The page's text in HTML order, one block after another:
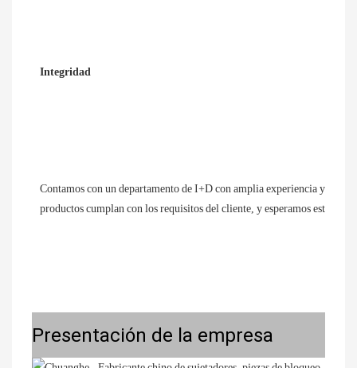
Integridad
Contamos con un departamento de I+D con amplia experiencia y
productos cumplan con los requisitos del cliente, y esperamos
Presentación de la empresa